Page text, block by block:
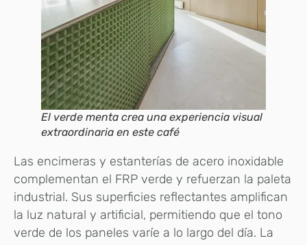
El verde menta crea una experiencia visual
extraordinaria en este café
Las encimeras y estanterías de acero inoxidable
complementan el FRP verde y refuerzan la paleta
industrial. Sus superficies reflectantes amplifican
la luz natural y artificial, permitiendo que el tono
verde de los paneles varíe a lo largo del día. La